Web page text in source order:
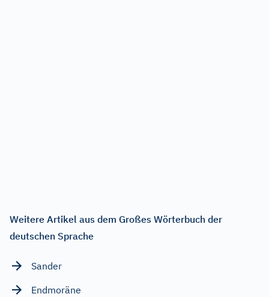
Weitere Artikel aus dem Großes Wörterbuch der
deutschen Sprache
Sander
Endmoräne